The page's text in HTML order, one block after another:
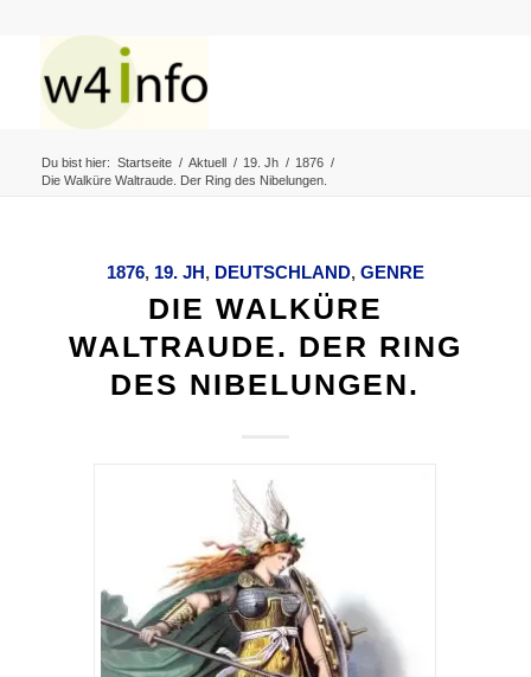
Du bist hier: Startseite / Aktuell / 19. Jh / 1876 /
Die Walküre Waltraude. Der Ring des Nibelungen.
1876, 19. JH, DEUTSCHLAND, GENRE
DIE WALKÜRE
WALTRAUDE. DER RING
DES NIBELUNGEN.